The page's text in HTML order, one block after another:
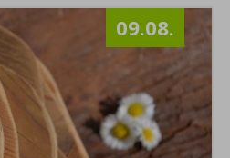
09.08.